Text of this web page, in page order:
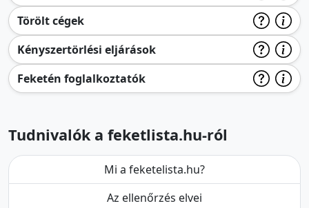
Törölt cégek
Kényszertörlési eljárások
Feketén foglalkoztatók
Tudnivalók a feketlista.hu-ról
Mi a feketelista.hu?
Az ellenőrzés elvei